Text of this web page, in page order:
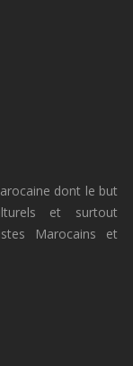
dont le but
et surtout
Marocains et